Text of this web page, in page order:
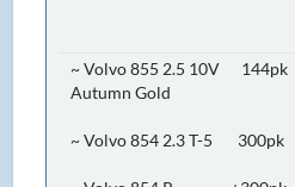
~ Volvo 855 2.5 10V
Autumn Gold
~ Volvo 854 2.3 T-5